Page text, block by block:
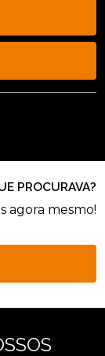
PROCURAVA?
agora mesmo!